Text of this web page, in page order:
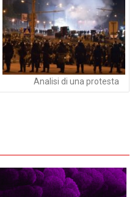
Analisi di una protesta